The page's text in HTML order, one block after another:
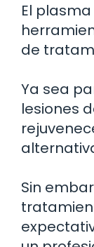
El
de
Ya sea
lesiones
Sin